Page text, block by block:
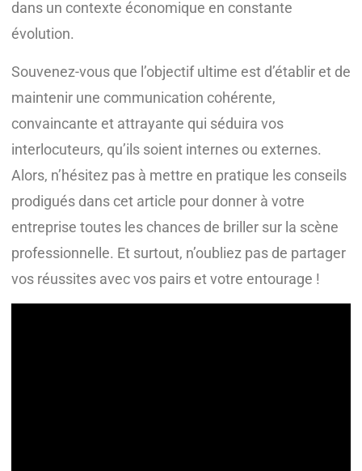
dans un contexte économique en constante
évolution.
Souvenez-vous que l’objectif ultime est d’établir et de
maintenir une communication cohérente,
convaincante et attrayante qui séduira vos
interlocuteurs, qu’ils soient internes ou externes.
Alors, n’hésitez pas à mettre en pratique les conseils
prodigués dans cet article pour donner à votre
entreprise toutes les chances de briller sur la scène
professionnelle. Et surtout, n’oubliez pas de partager
vos réussites avec vos pairs et votre entourage !